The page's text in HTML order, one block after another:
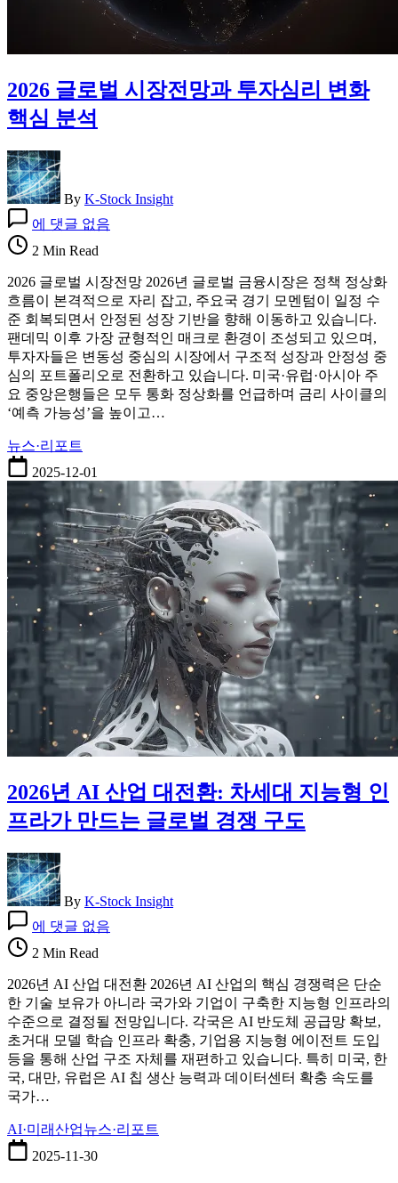
2026 글로벌 시장전망과 투자심리 변화
핵심 분석
By K-Stock Insight
글
로
시
장
전
망
과
투
자
심
변
화
심
분
석
에 댓글 없음
2 Min Read
2026 글로벌 시장전망 2026년 글로벌 금융시장은 정책 정상화
흐름이 본격적으로 자리 잡고, 주요국 경기 모멘텀이 일정 수
준 회복되면서 안정된 성장 기반을 향해 이동하고 있습니다.
팬데믹 이후 가장 균형적인 매크로 환경이 조성되고 있으며,
투자자들은 변동성 중심의 시장에서 구조적 성장과 안정성 중
심의 포트폴리오로 전환하고 있습니다. 미국·유럽·아시아 주
요 중앙은행들은 모두 통화 정상화를 언급하며 금리 사이클의
‘예측 가능성’을 높이고…
뉴스·리포트
2025-12-01
2026년 AI 산업 대전환: 차세대 지능형 인
프라가 만드는 글로벌 경쟁 구도
By K-Stock Insight
년
AI
업
대
전
환:
차
세
대
능
형
에 댓글 없음
2 Min Read
2026년 AI 산업 대전환 2026년 AI 산업의 핵심 경쟁력은 단순
한 기술 보유가 아니라 국가와 기업이 구축한 지능형 인프라의
수준으로 결정될 전망입니다. 각국은 AI 반도체 공급망 확보,
초거대 모델 학습 인프라 확충, 기업용 지능형 에이전트 도입
등을 통해 산업 구조 자체를 재편하고 있습니다. 특히 미국, 한
국, 대만, 유럽은 AI 칩 생산 능력과 데이터센터 확충 속도를
국가…
AI·미래산업뉴스·리포트
2025-11-30